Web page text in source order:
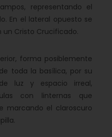
representando el
En el lateral opuesto se
Cristo Crucificado.
forma posiblemente
toda la basílica, por su
luz y espacio irreal,
con linternas que
marcando el claroscuro